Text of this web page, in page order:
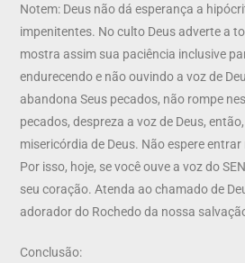
Notem: Deus não dá esperança a
impenitentes. No culto Deus adverte a
mostra assim sua paciência inclusive
endurecendo e não ouvindo a voz de
abandona Seus pecados, não rompe
pecados, despreza a voz de Deus,
misericórdia de Deus. Não espere entrar
Por isso, hoje, se você ouve a voz do
seu coração. Atenda ao chamado de
adorador do Rochedo da nossa
Conclusão: